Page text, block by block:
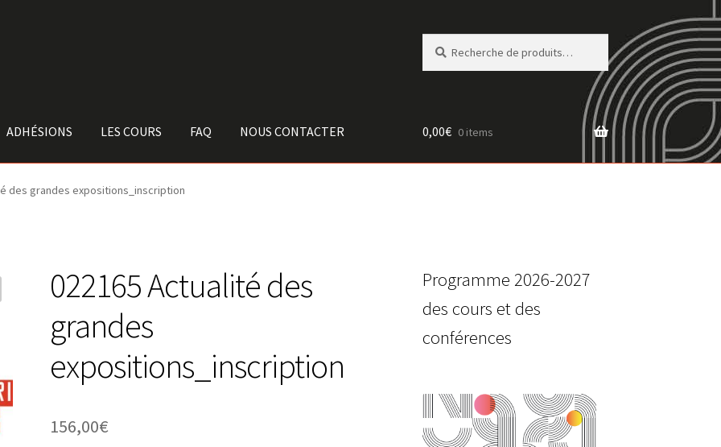
pour :
ADHÉSIONS LES COURS FAQ NOUS CONTACTER 0,00€ 0 items
des grandes expositions_inscription
022165 Actualité des
grandes
expositions_inscription
156,00€
Programme 2026-2027
des cours et des
conférences